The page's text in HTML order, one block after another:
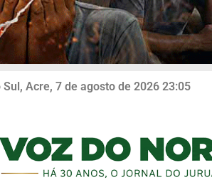
Acre, 7 de agosto de 2026 23:05